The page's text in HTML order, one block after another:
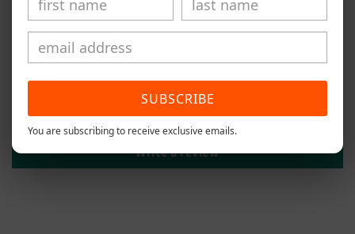
Customer Reviews
Write a review
SUBSCRIBE
You are subscribing to receive exclusive emails.